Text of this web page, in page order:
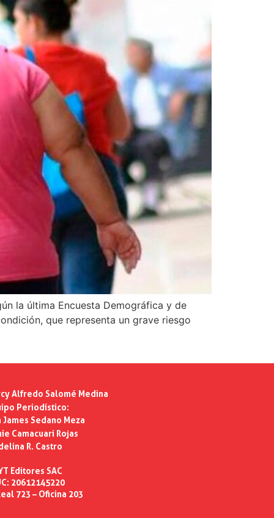
la última Encuesta Demográfica y de
que representa un grave riesgo
Alfredo Salomé Medina
Periodístico:
Sedano Meza
Camacuari Rojas
R. Castro
Editores SAC
20612145220
723 – Oficina 203